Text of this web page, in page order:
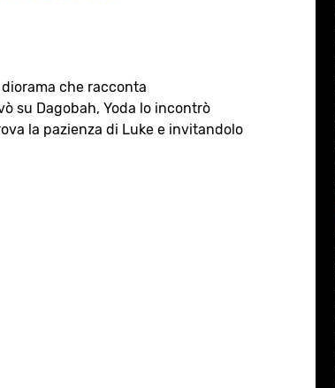
diorama che racconta
su Dagobah, Yoda lo incontrò
la pazienza di Luke e invitandolo